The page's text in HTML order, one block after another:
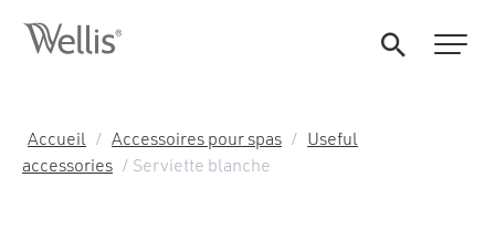
Accueil / Accessoires pour spas /
Useful
accessories / Serviette blanche